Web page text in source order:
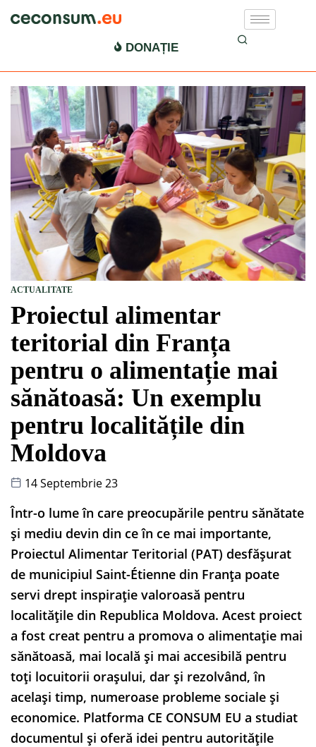
DONAȚIE
ACTUALITATE
Proiectul alimentar
teritorial din Franța
pentru o alimentație mai
sănătoasă: Un exemplu
pentru localitățile din
Moldova
14 Septembrie 23
Într-o lume în care preocupările pentru sănătate
și mediu devin din ce în ce mai importante,
Proiectul Alimentar Teritorial (PAT) desfășurat
de municipiul Saint-Étienne din Franța poate
servi drept inspirație valoroasă pentru
localitățile din Republica Moldova. Acest proiect
a fost creat pentru a promova o alimentație mai
sănătoasă, mai locală și mai accesibilă pentru
toți locuitorii orașului, dar și rezolvând, în
același timp, numeroase probleme sociale și
economice. Platforma CE CONSUM EU a studiat
documentul și oferă idei pentru autoritățile